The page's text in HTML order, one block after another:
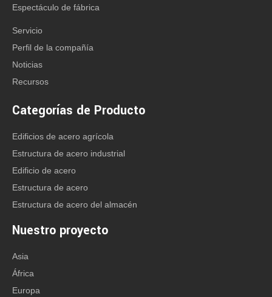
Espectáculo de fábrica
Servicio
Perfil de la compañía
Noticias
Recursos
Categorías de Producto
Edificios de acero agrícola
Estructura de acero industrial
Edificio de acero
Estructura de acero
Estructura de acero del almacén
Nuestro proyecto
Asia
África
Europa